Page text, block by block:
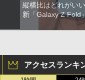
縦横比はどれがい
新「Galaxy Z Fold」
アクセスランキ